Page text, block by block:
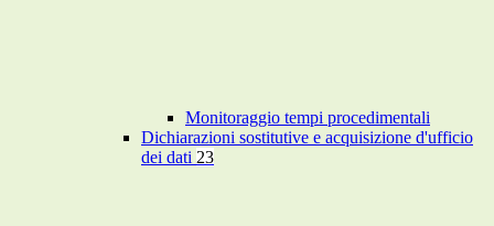
Monitoraggio tempi procedimentali
Dichiarazioni sostitutive e acquisizione d'ufficio
dei dati 23